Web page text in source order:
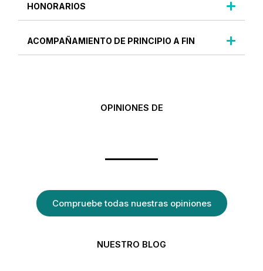
HONORARIOS
ACOMPAÑAMIENTO DE PRINCIPIO A FIN
OPINIONES DE
Compruebe todas nuestras opiniones
NUESTRO BLOG